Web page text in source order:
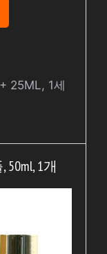
25ML, 1세
1개